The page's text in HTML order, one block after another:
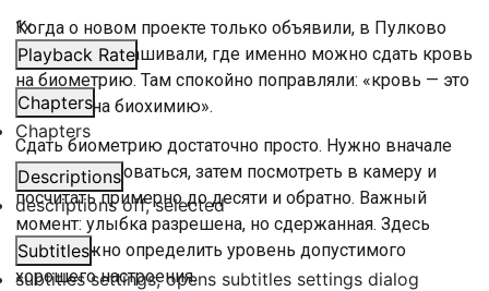
1x
Playback Rate
Chapters
Chapters
Descriptions
descriptions off, selected
Subtitles
subtitles settings, opens subtitles settings dialog
Когда о новом проекте только объявили, в Пулково
звонили и спрашивали, где именно можно сдать кровь
на биометрию. Там спокойно поправляли: «кровь — это
всё-таки на биохимию».
Сдать биометрию достаточно просто. Нужно вначале
сфотографироваться, затем посмотреть в камеру и
посчитать примерно до десяти и обратно. Важный
момент: улыбка разрешена, но сдержанная. Здесь
очень важно определить уровень допустимого
хорошего настроения.